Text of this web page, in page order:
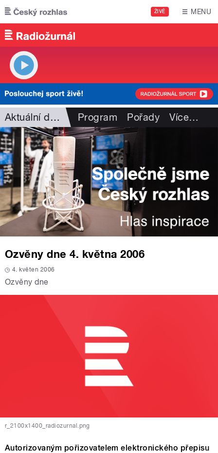
Přejít k hlavnímu obsahu
ŽIVĚ MENU
Aktuální dění Program Pořady Více…
Ozvěny dne 4. května 2006
4. květen 2006
Ozvěny dne
r_2100x1400_radiozurnal.png
Autorizovaným pořizovatelem elektronického přepisu